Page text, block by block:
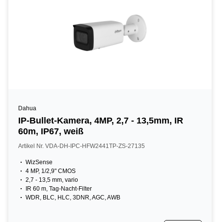
Dahua
IP-Bullet-Kamera, 4MP, 2,7 - 13,5mm, IR
60m, IP67, weiß
Artikel Nr. VDA-DH-IPC-HFW2441TP-ZS-27135
WizSense
4 MP, 1/2,9" CMOS
2,7 - 13,5 mm, vario
IR 60 m, Tag-Nacht-Filter
WDR, BLC, HLC, 3DNR, AGC, AWB